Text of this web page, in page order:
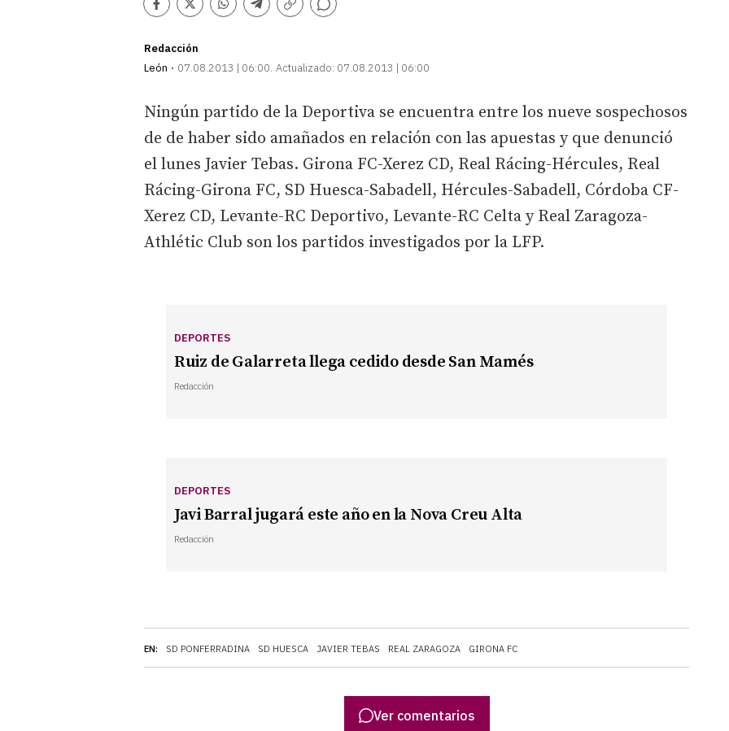
Facebook
TwitterWhatsapp
Telegram
Copiar
Comentarios
Redacción
León
07.08.2013 | 06:00 Actualizado: 07.08.2013 | 06:00
EN: SD PONFERRADINA SD HUESCA JAVIER TEBAS REAL ZARAGOZA GIRONA FC
Ningún partido de la Deportiva se encuentra entre los nueve sospechosos
de de haber sido amañados en relación con las apuestas y que denunció
el lunes Javier Tebas. Girona FC-Xerez CD, Real Rácing-Hércules, Real
Rácing-Girona FC, SD Huesca-Sabadell, Hércules-Sabadell, Córdoba CF-
Xerez CD, Levante-RC Deportivo, Levante-RC Celta y Real Zaragoza-
Athlétic Club son los partidos investigados por la LFP.
DEPORTES
Ruiz de Galarreta llega cedido desde San Mamés
Redacción
DEPORTES
Javi Barral jugará este año en la Nova Creu Alta
Redacción
Ver comentarios